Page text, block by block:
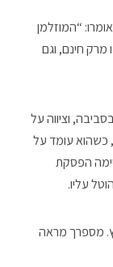
“המוזלמן
מרק חינם, וגם
וציווה על
כשהוא עומד על
הפסקת
עליו.
מספרך מראה